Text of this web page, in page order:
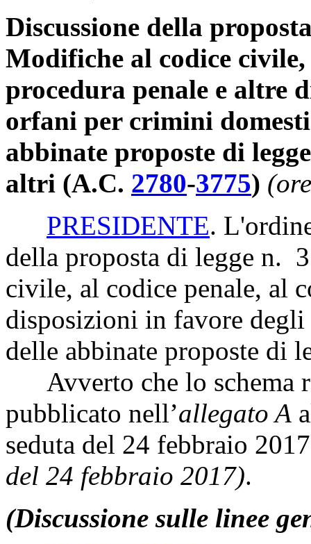
Discussione della
Modifiche al codice
procedura penale e altre
orfani per crimini
abbinate proposte di
altri (A.C. 2780-3775)
PRESIDENTE.
della proposta di legge n.
civile, al codice penale, al
disposizioni in favore
delle abbinate proposte di
Avverto che lo schema
pubblicato nell’allegato A
seduta del 24 febbraio
del 24 febbraio 2017).
(Discussione sulle linee